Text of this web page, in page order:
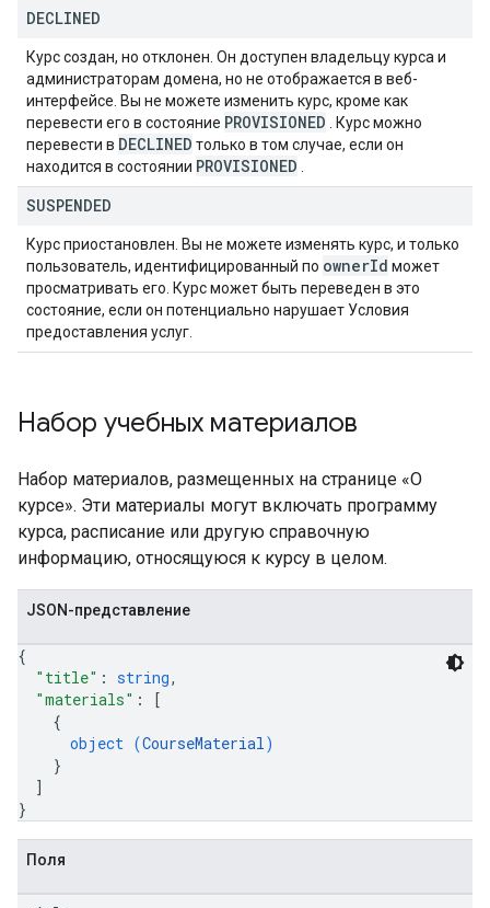
DECLINED
Курс создан, но отклонен. Он доступен владельцу курса и
администраторам домена, но не отображается в веб-
интерфейсе. Вы не можете изменить курс, кроме как
перевести его в состояние PROVISIONED . Курс можно
перевести в DECLINED только в том случае, если он
находится в состоянии PROVISIONED
SUSPENDED
Курс приостановлен. Вы не можете изменять курс, и только
пользователь, идентифицированный по ownerId может
просматривать его. Курс может быть переведен в это
состояние, если он потенциально нарушает Условия
предоставления услуг.
Набор учебных материалов
Набор материалов, размещенных на странице «О
курсе». Эти материалы могут включать программу
курса, расписание или другую справочную
информацию, относящуюся к курсу в целом.
JSON-представление
{
"title" : string,
"materials" :
[
{
object (CourseMaterial)
}
]
}
Поля